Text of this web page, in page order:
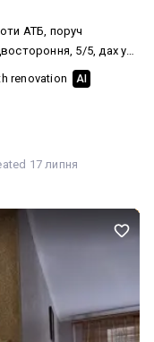
АТБ, поруч
замінено
кухня.
renovation AI
17 липня